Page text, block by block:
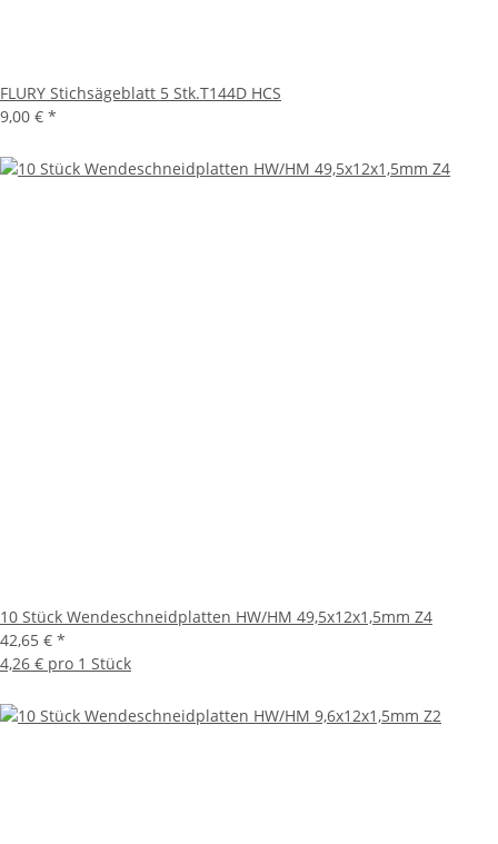
FLURY Stichsägeblatt 5 Stk.T144D HCS
9,00 € *
10 Stück Wendeschneidplatten HW/HM 49,5x12x1,5mm Z4
42,65 € *
4,26 € pro 1 Stück